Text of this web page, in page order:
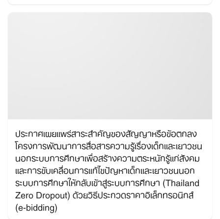
ประกาศเผยแพร่สาระสำคัญของสัญญาหรือข้อตกลง
โครงการพัฒนาการสื่อสารความรู้เรื่องเด็กและเยาวชน
นอกระบบการศึกษาเพื่อสร้างความตระหนักรู้แก่สังคม
และการขับเคลื่อนการแก้ไขปัญหาเด็กและเยาวชนนอก
ระบบการศึกษาให้กลับเข้าสู่ระบบการศึกษา (Thailand
Zero Dropout) ด้วยวิธีประกวดราคาอิเล็กทรอนิกส์
(e-bidding)